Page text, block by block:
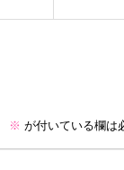
※ が付いている欄は